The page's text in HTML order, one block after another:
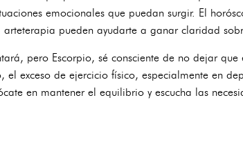
emocionales que puedan surgir. El
pueden ayudarte a ganar claridad
pero Escorpio, sé consciente de no dejar
el exceso de ejercicio físico, especialmente en
en mantener el equilibrio y escucha las